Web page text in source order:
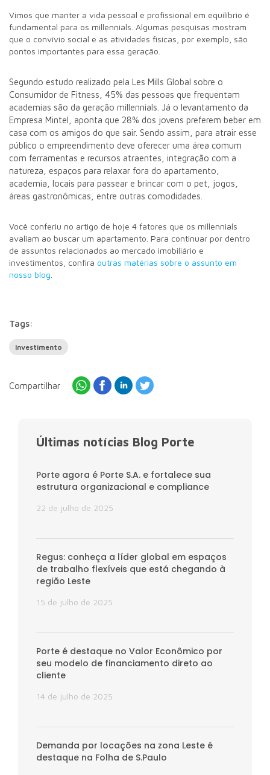
Vimos que manter a vida pessoal e profissional em equilíbrio é
fundamental para os millennials. Algumas pesquisas mostram
que o convívio social e as atividades físicas, por exemplo, são
pontos importantes para essa geração.
Segundo estudo realizado pela Les Mills Global sobre o
Consumidor de Fitness, 45% das pessoas que frequentam
academias são da geração millennials. Já o levantamento da
Empresa Mintel, aponta que 28% dos jovens preferem beber em
casa com os amigos do que sair. Sendo assim, para atrair esse
público o empreendimento deve oferecer uma área comum
com ferramentas e recursos atraentes, integração com a
natureza, espaços para relaxar fora do apartamento,
academia, locais para passear e brincar com o pet, jogos,
áreas gastronômicas, entre outras comodidades.
Você conferiu no artigo de hoje 4 fatores que os millennials
avaliam ao buscar um apartamento. Para continuar por dentro
de assuntos relacionados ao mercado imobiliário e
investimentos, confira outras matérias sobre o assunto em
nosso blog
Tags:
Investimento
Compartilhar
Últimas notícias Blog Porte
Porte agora é Porte S.A. e fortalece sua
estrutura organizacional e compliance
22 de julho de 2025
Regus: conheça a líder global em espaços
de trabalho flexíveis que está chegando à
região Leste
15 de julho de 2025
Porte é destaque no Valor Econômico por
seu modelo de financiamento direto ao
cliente
14 de julho de 2025
Demanda por locações na zona Leste é
destaque na Folha de S.Paulo